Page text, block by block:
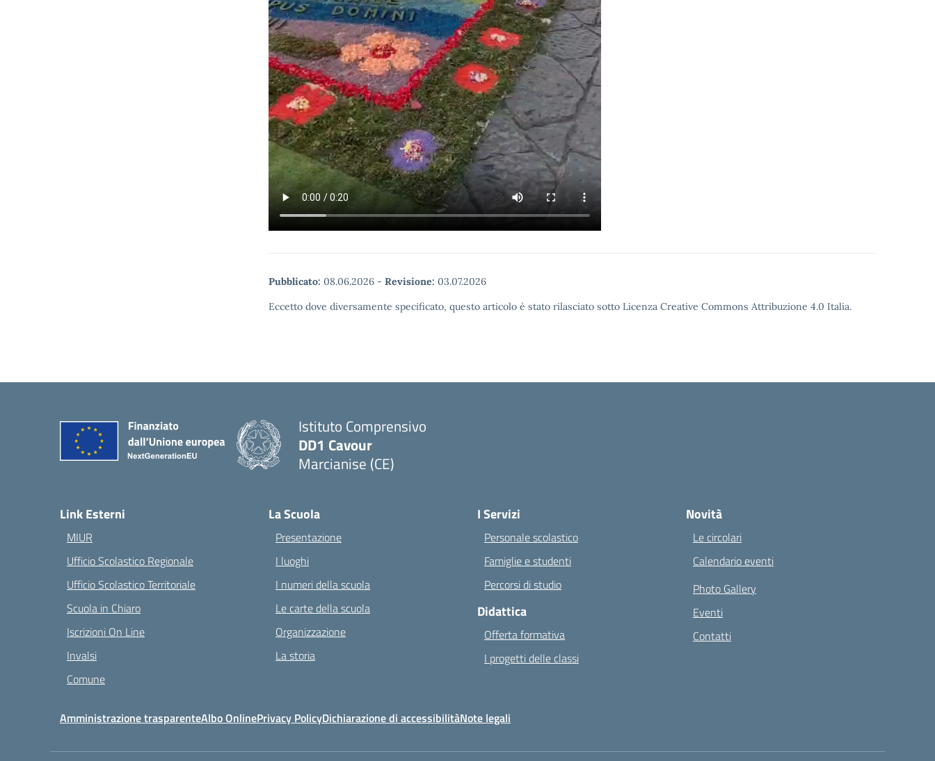
Pubblicato: 08.06.2026 - Revisione: 03.07.2026
Eccetto dove diversamente specificato, questo articolo è stato rilasciato sotto Licenza Creative Commons Attribuzione 4.0 Italia.
Istituto Comprensivo
DD1 Cavour
Marcianise (CE)
Link Esterni
MIUR
Ufficio Scolastico Regionale
Ufficio Scolastico Territoriale
Scuola in Chiaro
Iscrizioni On Line
Invalsi
Comune
La Scuola
Presentazione
I luoghi
I numeri della scuola
Le carte della scuola
Organizzazione
La storia
I Servizi
Personale scolastico
Famiglie e studenti
Percorsi di studio
Didattica
Offerta formativa
I progetti delle classi
Novità
Le circolari
Calendario eventi
Photo Gallery
Eventi
Contatti
Amministrazione trasparenteAlbo OnlinePrivacy PolicyDichiarazione di accessibilitàNote legali